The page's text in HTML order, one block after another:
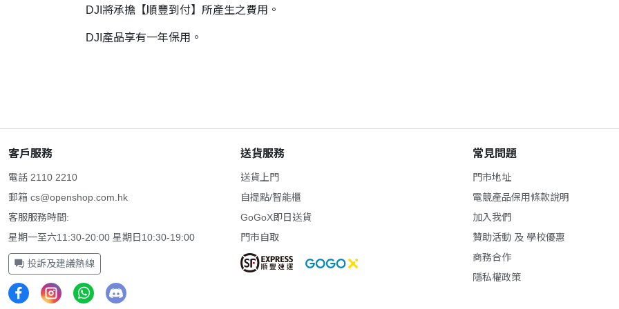
DJI將承擔【順豐到付】所產生之費用。
DJI產品享有一年保用。
客戶服務
電話 2110 2210
郵箱 cs@openshop.com.hk
客服服務時間:
星期一至六11:30-20:00 星期日10:30-19:00
投訴及建議熱線
送貨服務
送貨上門
自提點/智能櫃
GoGoX即日送貨
門市自取
常見問題
門市地址
電競產品保用條款說明
加入我們
贊助活動 及 學校優惠
商務合作
隱私權政策